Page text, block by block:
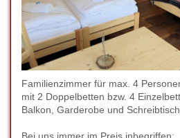
Familienzimmer für max. 4
mit 2 Doppelbetten bzw. 4
Balkon, Garderobe und